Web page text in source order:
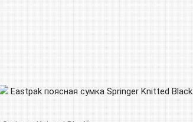
Eastpak поясная сумка Springer Knitted Black